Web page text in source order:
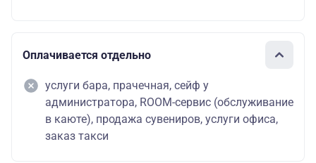
Оплачивается отдельно
услуги бара, прачечная, сейф у
администратора, ROOM-сервис (обслуживание
в каюте), продажа сувениров, услуги офиса,
заказ такси